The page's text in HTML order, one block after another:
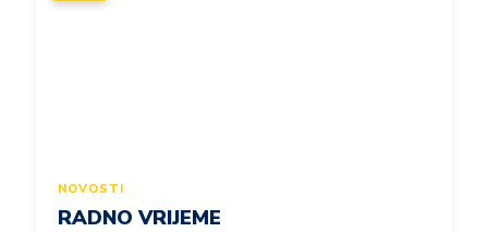
NOVOSTI
RADNO VRIJEME